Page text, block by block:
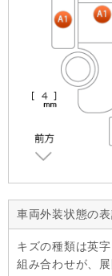
車両外装状態の
キズの種類は英
組み合わせが、